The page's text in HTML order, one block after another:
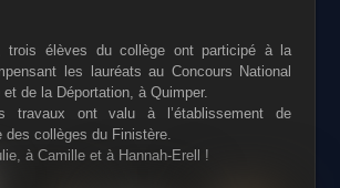
trois élèves du collège ont participé à la
les lauréats au Concours National
de la Déportation, à Quimper.
travaux ont valu à l’établissement de
des collèges du Finistère.
à Camille et à Hannah-Erell !